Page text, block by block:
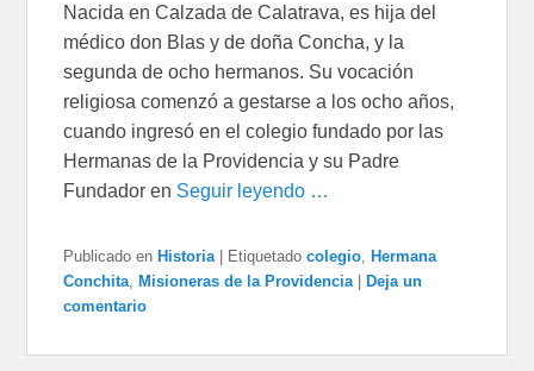
Na­cida en Calzada de Calatrava, es hija del
médico don Blas y de doña Concha, y la
segunda de ocho hermanos. Su vocación
religiosa co­menzó a gestarse a los ocho años,
cuando ingresó en el colegio fun­dado por las
Hermanas de la Providencia y su Padre
Fundador en Seguir leyendo …
Publicado en Historia | Etiquetado colegio ,Hermana
Conchita ,Misioneras de la Providencia |Deja un
comentario